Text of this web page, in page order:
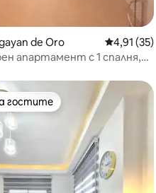
de Oro Средна
4,91 (35)
апартамент с 1 спалня,
гостите
гостите